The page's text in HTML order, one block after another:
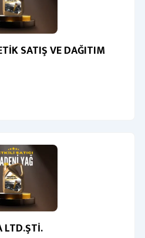
SATIŞ VE DAĞITIM
LTD.ŞTİ.